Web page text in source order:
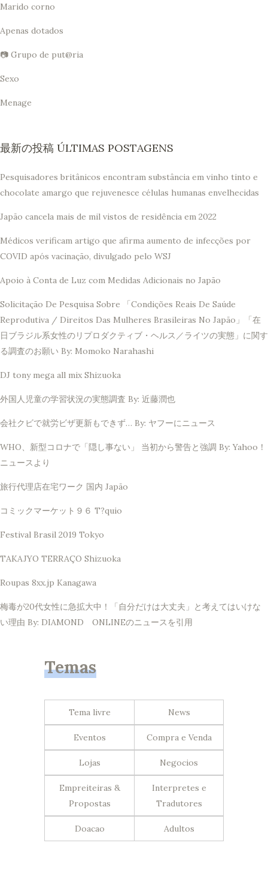
Marido corno
Apenas dotados
📷 Grupo de put@ria
Sexo
Menage
最新の投稿 ÚLTIMAS POSTAGENS
Pesquisadores britânicos encontram substância em vinho tinto e
chocolate amargo que rejuvenesce células humanas envelhecidas
Japão cancela mais de mil vistos de residência em 2022
Médicos verificam artigo que afirma aumento de infecções por
COVID após vacinação, divulgado pelo WSJ
Apoio à Conta de Luz com Medidas Adicionais no Japão
Solicitação De Pesquisa Sobre 「Condições Reais De Saúde
Reprodutiva / Direitos Das Mulheres Brasileiras No Japão」「在
日ブラジル系女性のリプロダクティブ・ヘルス／ライツの実態」に関す
る調査のお願い By: Momoko Narahashi
DJ tony mega all mix Shizuoka
外国人児童の学習状況の実態調査 By: 近藤潤也
会社クビで就労ビザ更新もできず… By: ヤフーにニュース
WHO、新型コロナで「隠し事ない」 当初から警告と強調 By: Yahoo！
ニュースより
旅行代理店在宅ワーク 国内 Japão
コミックマーケット９６ T?quio
Festival Brasil 2019 Tokyo
TAKAJYO TERRAÇO Shizuoka
Roupas 8xx.jp Kanagawa
梅毒が20代女性に急拡大中！「自分だけは大丈夫」と考えてはいけな
い理由 By: DIAMOND ONLINEのニュースを引用
Temas
Tema livre News
Eventos Compra e Venda
Lojas Negocios
Empreiteiras &
Propostas
Interpretes e
Tradutores
Doacao Adultos